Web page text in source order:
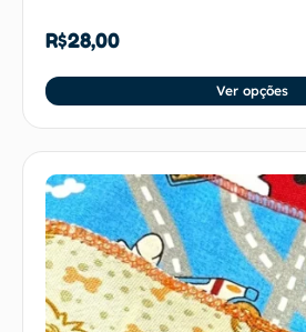
R$28,00
Ver opções